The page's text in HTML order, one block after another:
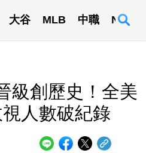
大谷 MLB 中職 NBA
級創歷史！全美
人數破紀錄